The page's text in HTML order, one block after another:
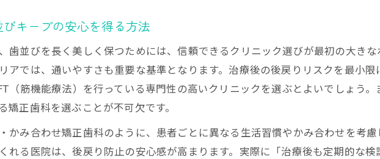
キープの安心を得る方法
歯並びを長く美しく保つためには、信頼できるクリニック選びが最初の大き
アでは、通いやすさも重要な基準となります。治療後の後戻りリスクを最小
（筋機能療法）を行っている専門性の高いクリニックを選ぶとよいでしょう
矯正歯科を選ぶことが不可欠です。
かみ合わせ矯正歯科のように、患者ごとに異なる生活習慣やかみ合わせを考
れる医院は、後戻り防止の安心感が高まります。実際に「治療後も定期的な